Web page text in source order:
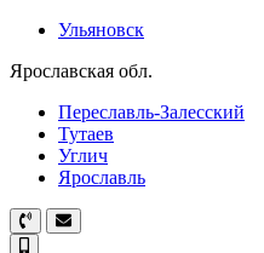
Ульяновск
Ярославская обл.
Переславль-Залесский
Тутаев
Углич
Ярославль